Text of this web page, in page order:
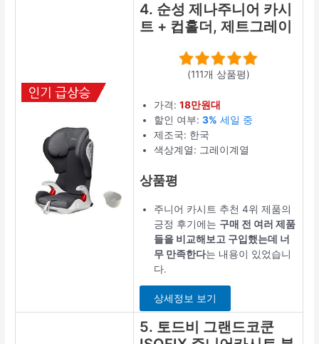
4. 순성 제나주니어 카시
트 + 컵홀더, 제트그레이
(111개 상품평)
가격:18만원대
할인 여부:3% 세일 중
제조국: 한국
색상계열: 그레이계열
상품평
주니어 카시트 추천 4위 제품의
긍정 후기에는 구매 전 여러 제품
들을 비교해보고 구입했는데 너
무 만족한다는 내용이 있었습니
다.
상세정보 보기
5. 토드비 그랜드코쿤